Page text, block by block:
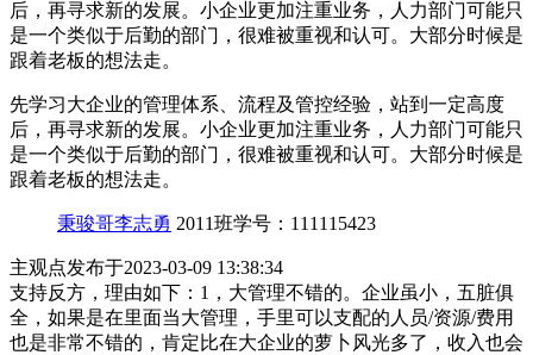
后，再寻求新的发展。小企业更加注重业务，人力部门可能只
是一个类似于后勤的部门，很难被重视和认可。大部分时候是
跟着老板的想法走。
先学习大企业的管理体系、流程及管控经验，站到一定高度
后，再寻求新的发展。小企业更加注重业务，人力部门可能只
是一个类似于后勤的部门，很难被重视和认可。大部分时候是
跟着老板的想法走。
秉骏哥李志勇 2011班学号：111115423
主观点发布于2023-03-09 13:38:34
支持反方，理由如下：1，大管理不错的。企业虽小，五脏俱
全，如果是在里面当大管理，手里可以支配的人员/资源/费用
也是非常不错的，肯定比在大企业的萝卜风光多了，收入也会